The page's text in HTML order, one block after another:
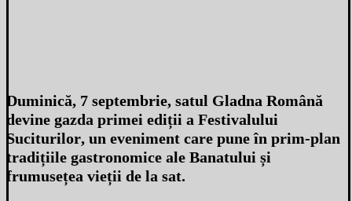
Duminică, 7 septembrie, satul Gladna Română
devine gazda primei ediții a Festivalului
Suciturilor, un eveniment care pune în prim-plan
tradițiile gastronomice ale Banatului și
frumusețea vieții de la sat.